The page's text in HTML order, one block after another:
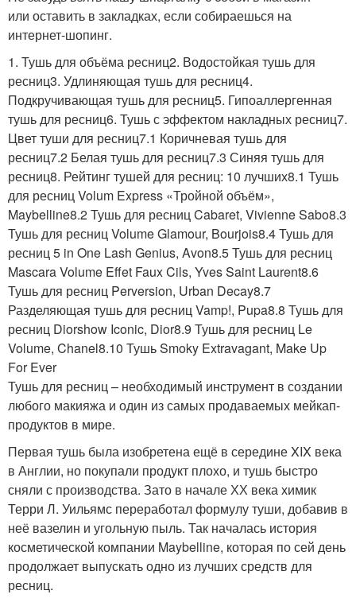
или оставить в закладках, если собираешься на
интернет-шопинг.
1. Тушь для объёма ресниц2. Водостойкая тушь для
ресниц3. Удлиняющая тушь для ресниц4.
Подкручивающая тушь для ресниц5. Гипоаллергенная
тушь для ресниц6. Тушь с эффектом накладных ресниц7.
Цвет туши для ресниц7.1 Коричневая тушь для
ресниц7.2 Белая тушь для ресниц7.3 Синяя тушь для
ресниц8. Рейтинг тушей для ресниц: 10 лучших8.1 Тушь
для ресниц Volum Express «Тройной объём»,
Maybelline8.2 Тушь для ресниц Cabaret, Vivienne Sabo8.3
Тушь для ресниц Volume Glamour, Bourjois8.4 Тушь для
ресниц 5 in One Lash Genius, Avon8.5 Тушь для ресниц
Mascara Volume Effet Faux Cils, Yves Saint Laurent8.6
Тушь для ресниц Perversion, Urban Decay8.7
Разделяющая тушь для ресниц Vamp!, Pupa8.8 Тушь для
ресниц Diorshow Iconic, Dior8.9 Тушь для ресниц Le
Volume, Chanel8.10 Тушь Smoky Extravagant, Make Up
For Ever
Тушь для ресниц – необходимый инструмент в создании
любого макияжа и один из самых продаваемых мейкап-
продуктов в мире.
Первая тушь была изобретена ещё в середине XIX века
в Англии, но покупали продукт плохо, и тушь быстро
сняли с производства. Зато в начале ХХ века химик
Терри Л. Уильямс переработал формулу туши, добавив в
неё вазелин и угольную пыль. Так началась история
косметической компании Maybelline, которая по сей день
продолжает выпускать одно из лучших средств для
ресниц.